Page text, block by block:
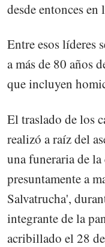
desde entonces
Entre esos líderes
a más de 80 años
que incluyen
El traslado de los
realizó a raíz del
una funeraria de
presuntamente a
Salvatrucha',
integrante de la
acribillado el 28